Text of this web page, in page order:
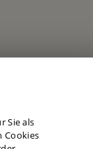
Sie als
Cookies